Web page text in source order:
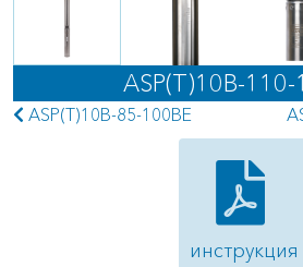
ASP(T)10B-110-
ASP(T)10B-85-100BE
инструкция